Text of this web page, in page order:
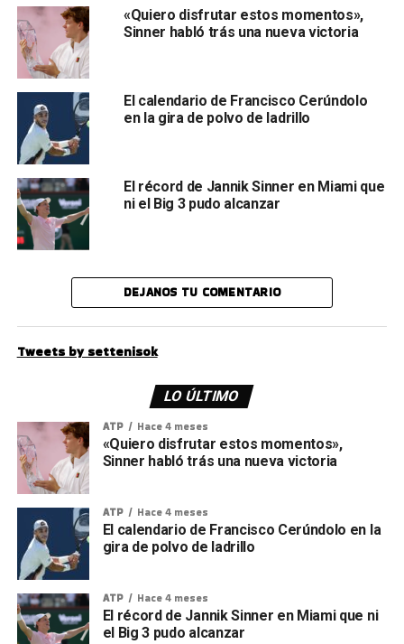
«Quiero disfrutar estos momentos»,
Sinner habló trás una nueva victoria
El calendario de Francisco Cerúndolo
en la gira de polvo de ladrillo
El récord de Jannik Sinner en Miami que
ni el Big 3 pudo alcanzar
DEJANOS TU COMENTARIO
Tweets by settenisok
LO ÚLTIMO
ATP Hace 4 meses
«Quiero disfrutar estos momentos»,
Sinner habló trás una nueva victoria
ATP Hace 4 meses
El calendario de Francisco Cerúndolo en la
gira de polvo de ladrillo
ATP Hace 4 meses
El récord de Jannik Sinner en Miami que ni
el Big 3 pudo alcanzar